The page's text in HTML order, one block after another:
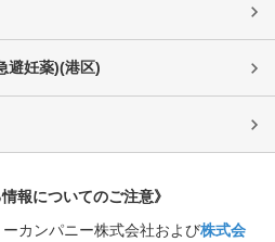
避妊薬)(港区)
報についてのご注意》
カンパニー株式会社および株式会